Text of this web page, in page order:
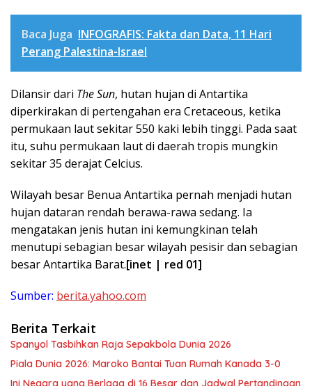
Baca Juga INFOGRAFIS: Fakta dan Data, 11 Hari
Perang Palestina-Israel
Dilansir dari The Sun, hutan hujan di Antartika
diperkirakan di pertengahan era Cretaceous, ketika
permukaan laut sekitar 550 kaki lebih tinggi. Pada saat
itu, suhu permukaan laut di daerah tropis mungkin
sekitar 35 derajat Celcius.
Wilayah besar Benua Antartika pernah menjadi hutan
hujan dataran rendah berawa-rawa sedang. Ia
mengatakan jenis hutan ini kemungkinan telah
menutupi sebagian besar wilayah pesisir dan sebagian
besar Antartika Barat.[inet | red 01]
Sumber: berita.yahoo.com
Berita Terkait
Spanyol Tasbihkan Raja Sepakbola Dunia 2026
Piala Dunia 2026: Maroko Bantai Tuan Rumah Kanada 3-0
Ini Negara yang Berlaga di 16 Besar dan Jadwal Pertandingan